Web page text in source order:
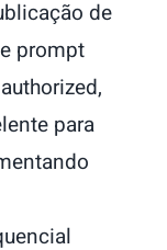
de
prompt
para